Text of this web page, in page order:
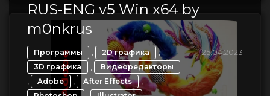
RUS-ENG v5 Win x64 by
m0nkrus
Программы , 2D графика ,
3D графика , Видеоредакторы
, Adobe , After Effects ,
25.04.2023